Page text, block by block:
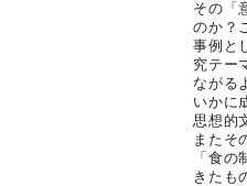
その「
のか？
事例と
究テー
ながる
いかに
思想的
またそ
「食
きたも